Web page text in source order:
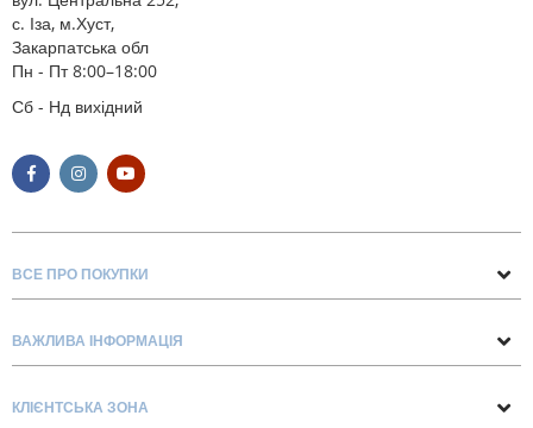
с. Іза, м.Хуст,
Закарпатська обл
Пн - Пт 8:00–18:00
Сб - Нд вихідний
ВСЕ ПРО ПОКУПКИ
Про нас
Блог
ВАЖЛИВА ІНФОРМАЦІЯ
Доставка та оплата
КЛІЄНТСЬКА ЗОНА